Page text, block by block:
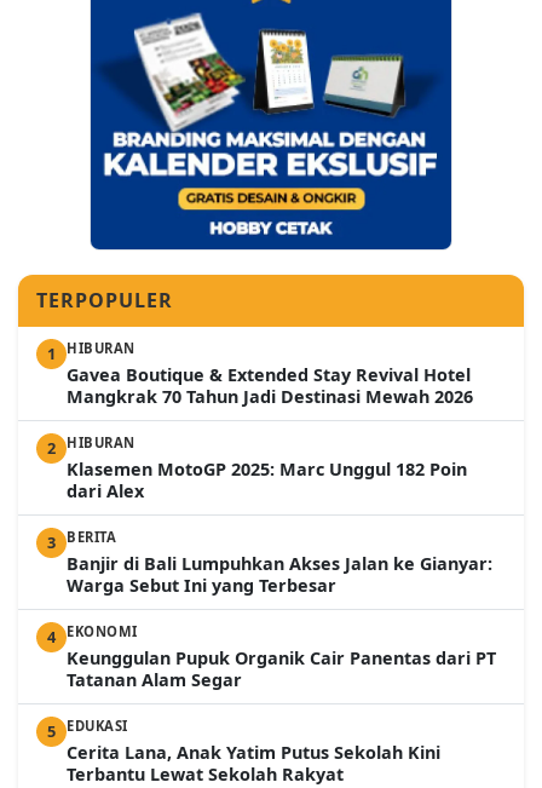
TERPOPULER
1 HIBURAN
Gavea Boutique & Extended Stay Revival Hotel
Mangkrak 70 Tahun Jadi Destinasi Mewah 2026
2 HIBURAN
Klasemen MotoGP 2025: Marc Unggul 182 Poin
dari Alex
3 BERITA
Banjir di Bali Lumpuhkan Akses Jalan ke Gianyar:
Warga Sebut Ini yang Terbesar
4 EKONOMI
Keunggulan Pupuk Organik Cair Panentas dari PT
Tatanan Alam Segar
5 EDUKASI
Cerita Lana, Anak Yatim Putus Sekolah Kini
Terbantu Lewat Sekolah Rakyat